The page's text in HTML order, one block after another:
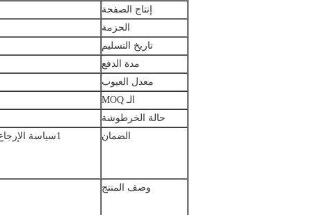
إنتاج الصفحة
الحزمة
تاريخ التسليم
مدة الدفع
معدل العيوب
الـ MOQ
حالة الخرطوشة
الضمان
1سياسة الإرجاع، 1/1 استبدال العيوب الناجمة عن المصنع، أو استرداد المبلغ مقبول
وصف المنتج